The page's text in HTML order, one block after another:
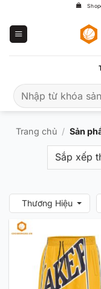
kiếm:
Trang chủ / Sản
Thương Hiệu